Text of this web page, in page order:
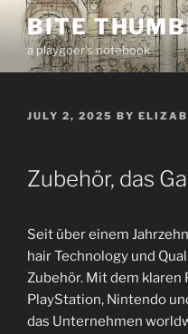
Skip
content
BITE
a playgoer's notebook
POSTED
JULY 2, 2025 BY
Zubehör, das
Seit über einem
hair Technology und
Zubehör. Mit dem klaren
PlayStation, Nintendo
das Unternehmen